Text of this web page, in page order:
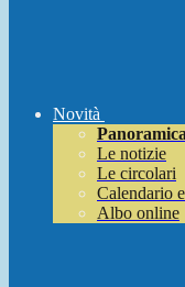
Novità
Panoramica
Le notizie
Le circolari
Calendario
Albo online